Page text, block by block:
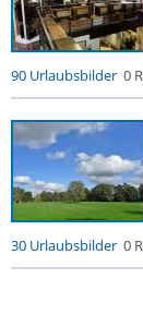
90 Urlaubsbilder 0
30 Urlaubsbilder 0